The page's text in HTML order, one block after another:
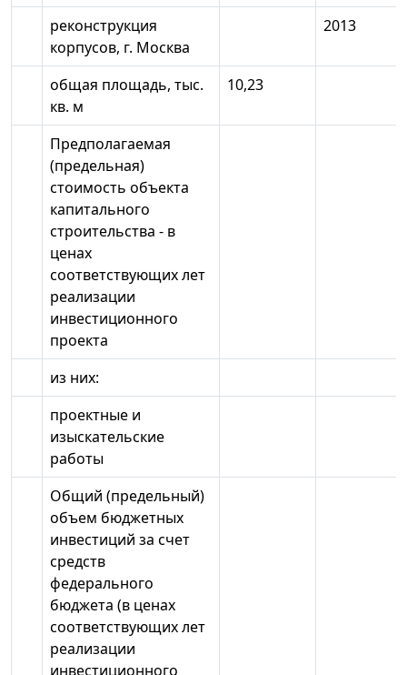
реконструкция
корпусов, г. Москва
2013
общая площадь, тыс.
кв. м
10,23
Предполагаемая
(предельная)
стоимость объекта
капитального
строительства - в
ценах
соответствующих лет
реализации
инвестиционного
проекта
из них:
проектные и
изыскательские
работы
Общий (предельный)
объем бюджетных
инвестиций за счет
средств
федерального
бюджета (в ценах
соответствующих лет
реализации
инвестиционного